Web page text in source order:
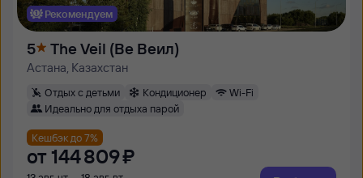
Рекомендуем
5 The Veil (Ве Веил)
Астана, Казахстан
Отдых с детьми Кондиционер
Wi-Fi
Идеально для отдыха парой
Кешбэк до 7%
от 144 ⁠809 ⁠₽